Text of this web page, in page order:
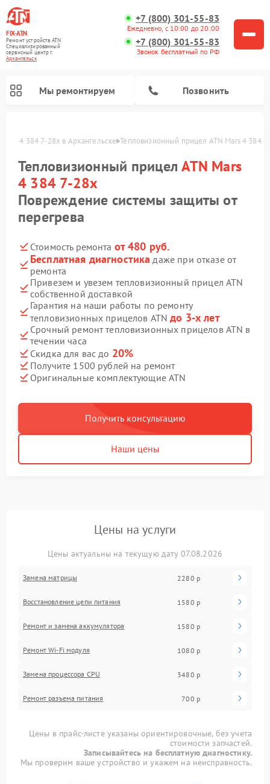
FIX-ATN
Ремонт устройств ATN
Специализированный
cервисный центр г.
Архангельск
+7 (800) 301-55-83
Ежедневно, с 10:00 до 20:00
+7 (800) 301-55-83
Звонок бесплатный по РФ
Мы ремонтируем Позвонить
4 384 7-28x в Архангельске Тепловизионный прицел ATN Mars 4 384
Тепловизионный прицелATN Mars
4 384 7-28x
Повреждение системы защиты от
перегрева
Стоимость ремонта от 480 руб.
Бесплатная диагностика даже при отказе от
ремонта
Привезем и увезем тепловизионный прицел ATN
собственной доставкой
Гарантия на наши работы по ремонту
тепловизионных прицелов ATNдо 3-х лет
Срочный ремонт тепловизионных прицелов ATN в
течении часа
Скидка для вас до 20%
Получите 1500 рублей на ремонт
Оригинальные комплектующие ATN
Получить консультацию
Наши цены
Цены на услуги
Цены актуальны на текущую дату 07.08.2026
Замена матрицы 2280 р
Восстановление цепи питания 1580 р
Ремонт и замена аккумулятора 1580 р
Ремонт Wi-Fi модуля 1080 р
Замена процессора CPU 3480 р
Ремонт разъема питания 700 р
Цены в прайс-листе указаны ориентировочные, без учета
стоимости запчастей.
Записывайтесь на бесплатную диагностику.
Мы проверим ваше устройство и укажем на неисправность.